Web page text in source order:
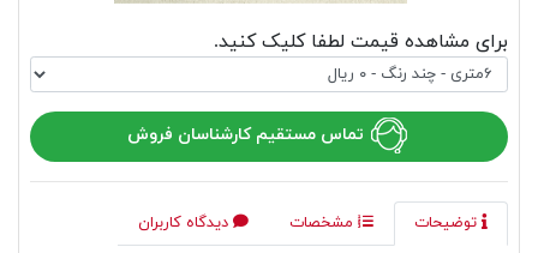
برای مشاهده قیمت لطفا کلیک کنید.
تماس مستقیم کارشناسان فروش
توضیحات مشخصات
دیدگاه کاربران